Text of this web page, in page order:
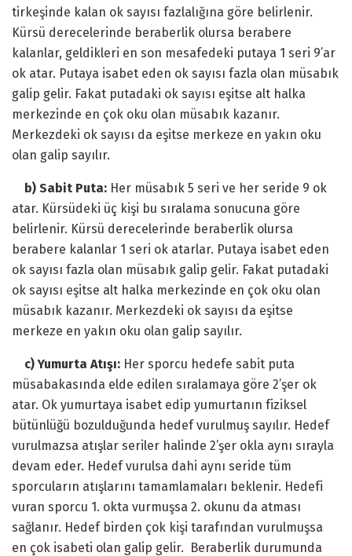
tirkeşinde kalan ok sayısı fazlalığına göre belirlenir.
Kürsü derecelerinde beraberlik olursa berabere
kalanlar, geldikleri en son mesafedeki putaya 1 seri 9’ar
ok atar. Putaya isabet eden ok sayısı fazla olan müsabık
galip gelir. Fakat putadaki ok sayısı eşitse alt halka
merkezinde en çok oku olan müsabık kazanır.
Merkezdeki ok sayısı da eşitse merkeze en yakın oku
olan galip sayılır.
b) Sabit Puta: Her müsabık 5 seri ve her seride 9 ok
atar. Kürsüdeki üç kişi bu sıralama sonucuna göre
belirlenir. Kürsü derecelerinde beraberlik olursa
berabere kalanlar 1 seri ok atarlar. Putaya isabet eden
ok sayısı fazla olan müsabık galip gelir. Fakat putadaki
ok sayısı eşitse alt halka merkezinde en çok oku olan
müsabık kazanır. Merkezdeki ok sayısı da eşitse
merkeze en yakın oku olan galip sayılır.
c) Yumurta Atışı: Her sporcu hedefe sabit puta
müsabakasında elde edilen sıralamaya göre 2’şer ok
atar. Ok yumurtaya isabet edip yumurtanın fiziksel
bütünlüğü bozulduğunda hedef vurulmuş sayılır. Hedef
vurulmazsa atışlar seriler halinde 2’şer okla aynı sırayla
devam eder. Hedef vurulsa dahi aynı seride tüm
sporcuların atışlarını tamamlamaları beklenir. Hedefi
vuran sporcu 1. okta vurmuşsa 2. okunu da atması
sağlanır. Hedef birden çok kişi tarafından vurulmuşsa
en çok isabeti olan galip gelir. Beraberlik durumunda